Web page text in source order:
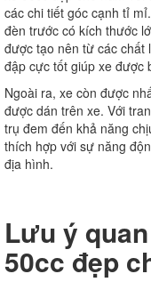
các chi tiết góc cạnh tỉ
đèn trước có kích thước
được tạo nên từ các chất
đập cực tốt giúp xe được
Ngoài ra, xe còn được
được dán trên xe. Với
trụ đem đến khả năng
thích hợp với sự năng
địa hình.
Lưu ý
50cc đẹp